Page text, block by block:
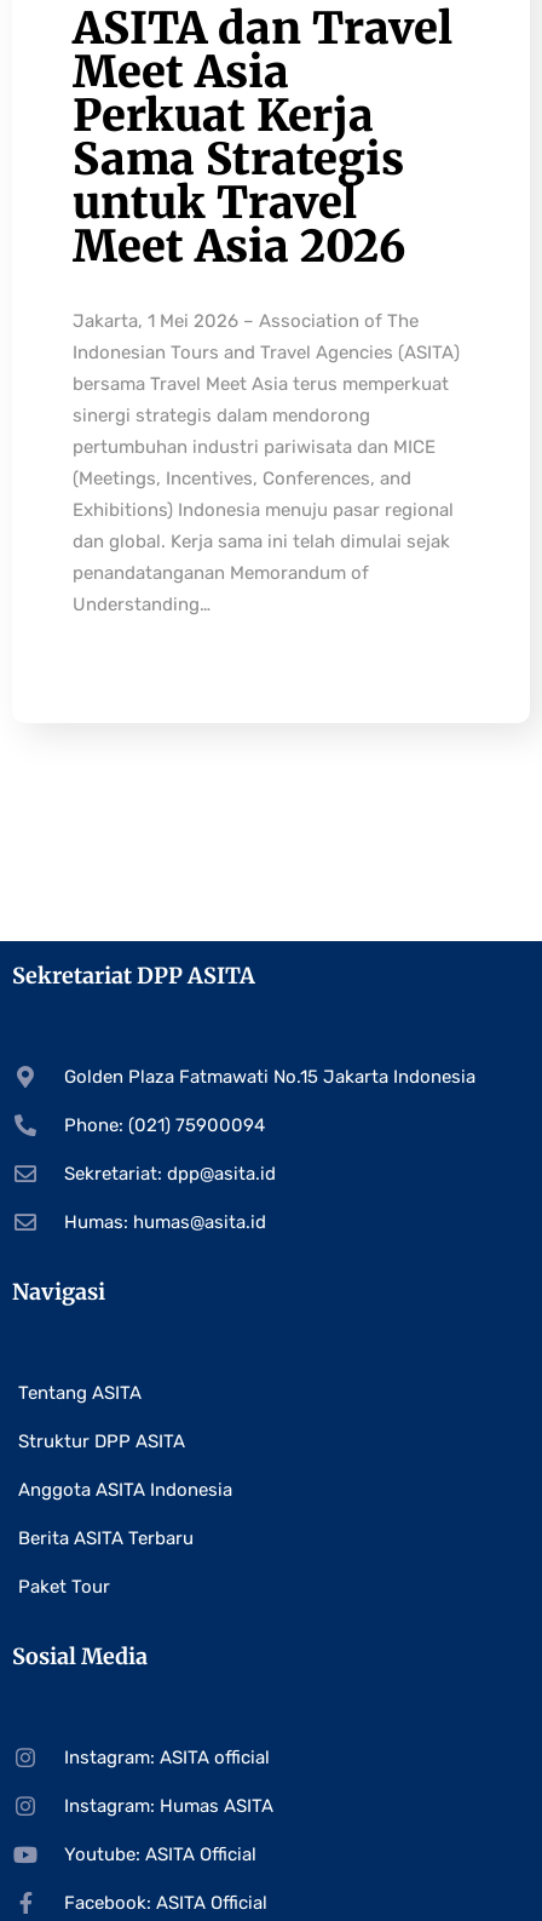
ASITA dan Travel
Meet Asia
Perkuat Kerja
Sama Strategis
untuk Travel
Meet Asia 2026
Jakarta, 1 Mei 2026 – Association of The
Indonesian Tours and Travel Agencies (ASITA)
bersama Travel Meet Asia terus memperkuat
sinergi strategis dalam mendorong
pertumbuhan industri pariwisata dan MICE
(Meetings, Incentives, Conferences, and
Exhibitions) Indonesia menuju pasar regional
dan global. Kerja sama ini telah dimulai sejak
penandatanganan Memorandum of
Understanding…
Sekretariat DPP ASITA
Golden Plaza Fatmawati No.15 Jakarta Indonesia
Phone: (021) 75900094
Sekretariat: dpp@asita.id
Humas: humas@asita.id
Navigasi
Tentang ASITA
Struktur DPP ASITA
Anggota ASITA Indonesia
Berita ASITA Terbaru
Paket Tour
Sosial Media
Instagram: ASITA official
Instagram: Humas ASITA
Youtube: ASITA Official
Facebook: ASITA Official